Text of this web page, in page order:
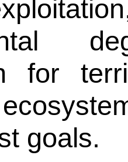
for
goals.